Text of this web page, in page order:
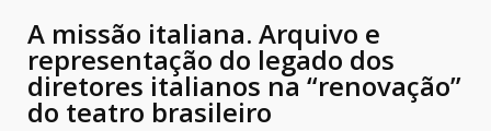
A missão italiana. Arquivo e
representação do legado dos
diretores italianos na “renovação”
do teatro brasileiro